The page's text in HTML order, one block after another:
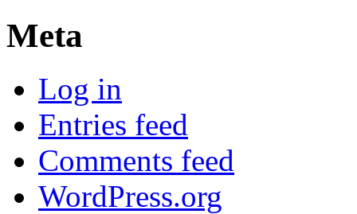
Meta
Log in
Entries feed
Comments feed
WordPress.org